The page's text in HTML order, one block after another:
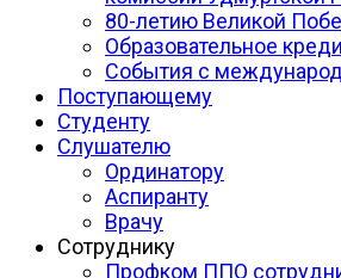
80-летию Великой
Образовательное
События с
Поступающему
Студенту
Слушателю
Ординатору
Аспиранту
Врачу
Сотруднику
Профком ППО